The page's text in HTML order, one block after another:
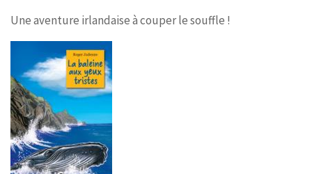
Une aventure irlandaise à couper le souffle !